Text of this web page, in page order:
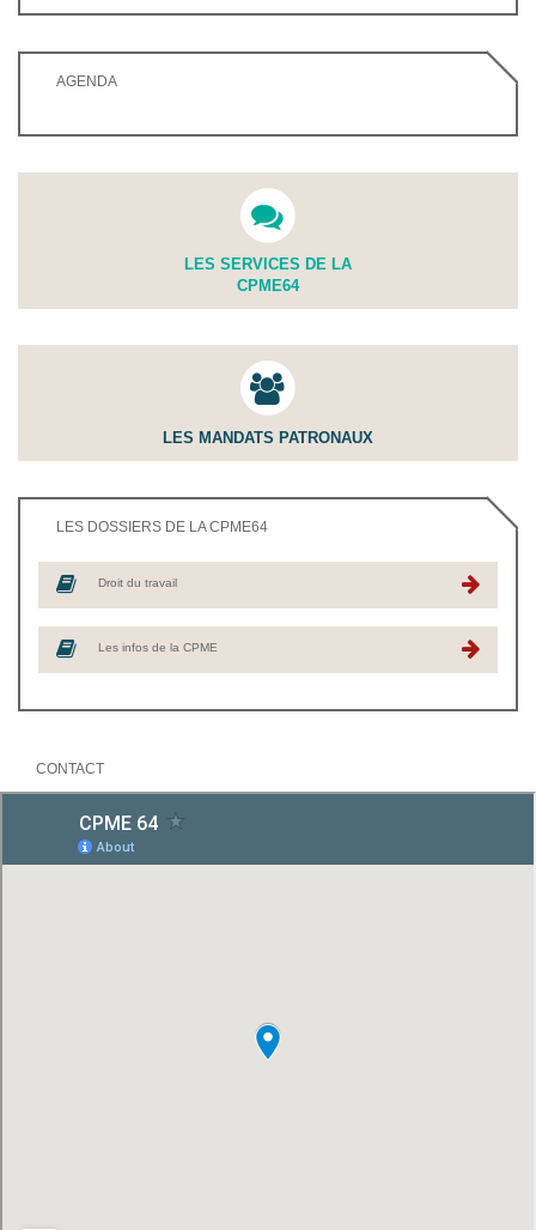
AGENDA
LES SERVICES DE LA
CPME64
LES MANDATS PATRONAUX
LES DOSSIERS DE LA CPME64
Droit du travail
Les infos de la CPME
CONTACT